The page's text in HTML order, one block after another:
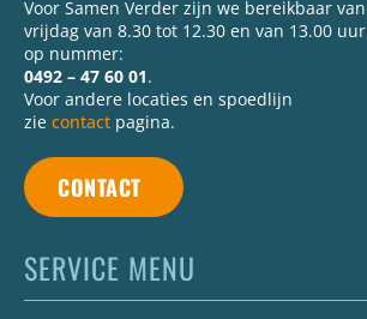
Voor Samen Verder zijn we bereikbaar
vrijdag van 8.30 tot 12.30 en van 13.00
op nummer:
0492 – 47 60 01.
Voor andere locaties en spoedlijn
zie contact pagina.
CONTACT
SERVICE MENU